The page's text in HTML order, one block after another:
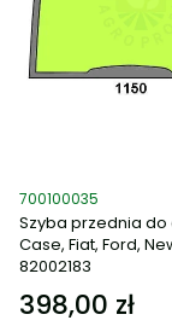
Kod produktu
700100035
Szyba przednia do
Case, Fiat, Ford,
82002183
Cena
398,00 zł